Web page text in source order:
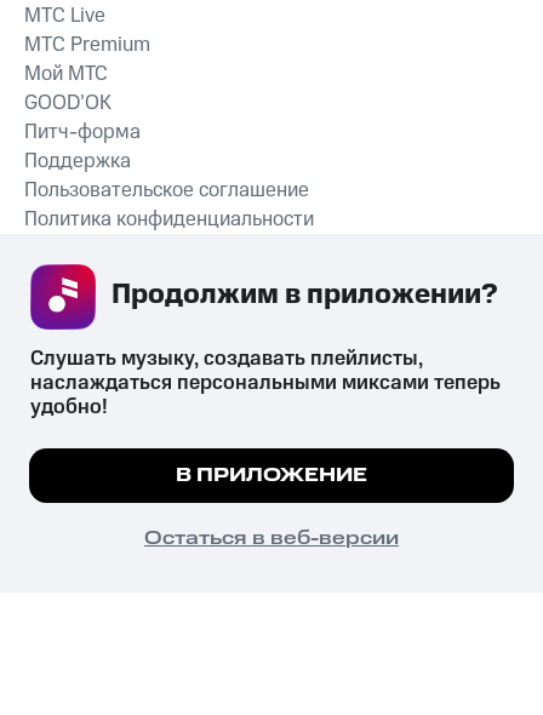
СКАЧАТЬ ПРИЛОЖЕНИЕ
MTС Live
MTС Premium
Мой МТС
GOOD’OK
Питч-форма
Поддержка
Пользовательское соглашение
Политика конфиденциальности
психотропных веществ, их аналогов причиняет вред здоровью,
их незаконный оборот запрещён и влечёт установленную
законодательством ответственность.
© 2026 ООО «КИОН».
Все права защищены
Мы используем куки, чтобы на сайте все
Подробнее
ПОНЯТНО
Слушать музыку, создавать плейлисты,
наслаждаться персональными миксами теперь
удобно!
В ПРИЛОЖЕНИЕ
Остаться в веб-версии